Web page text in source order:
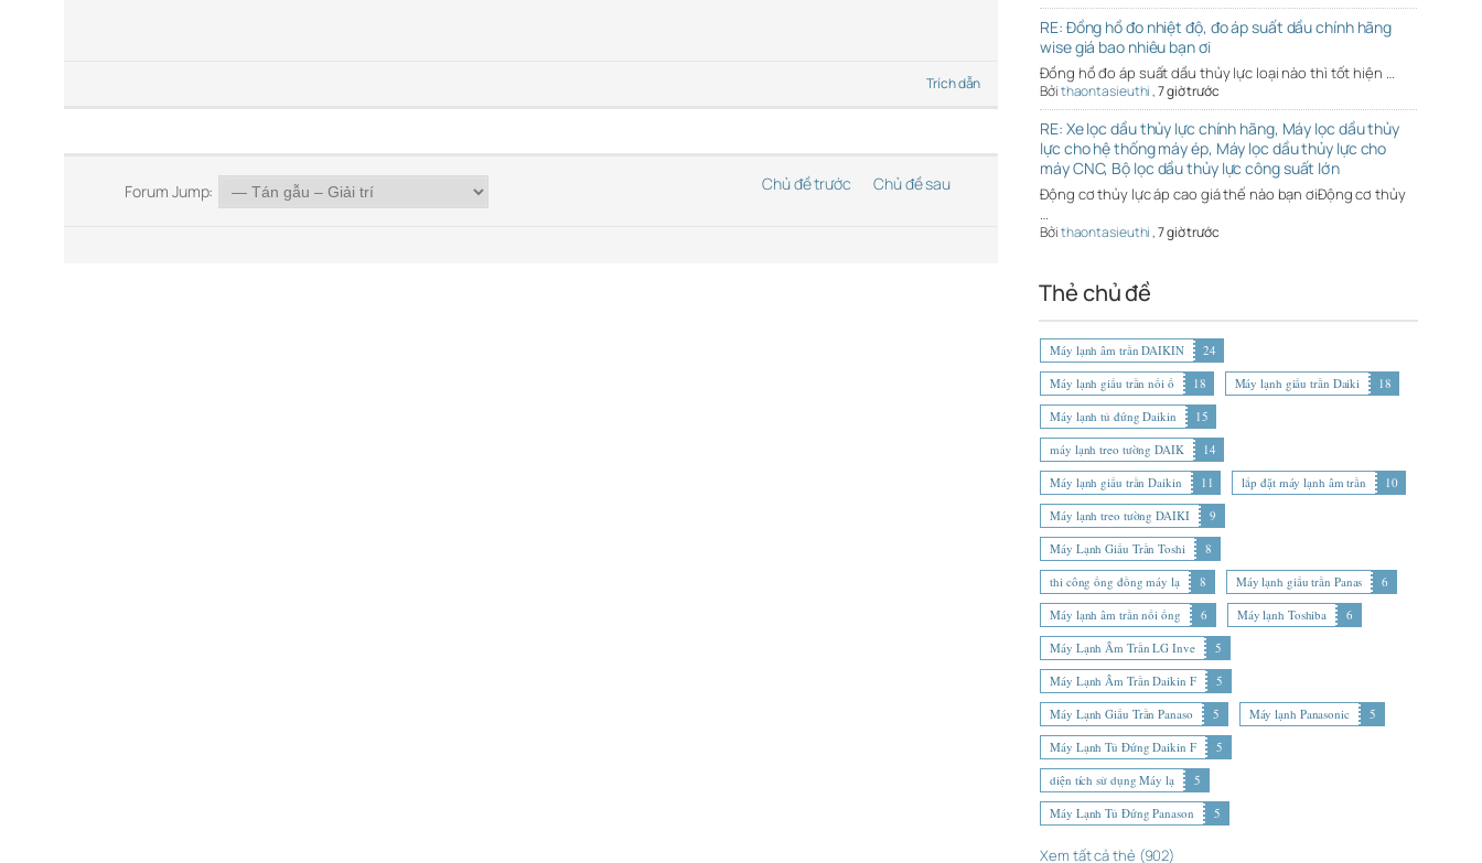
Trích dẫn
Forum Jump: Chủ đề trước Chủ đề sau
RE: Đồng hồ đo nhiệt độ, đo áp suất dầu chính hãng
wise giá bao nhiêu bạn ơi
Đồng hồ đo áp suất dầu thủy lực loại nào thì tốt hiện …
Bởithaontasieuthi,7 giờ trước
RE: Xe lọc dầu thủy lực chính hãng, Máy lọc dầu thủy
lực cho hệ thống máy ép, Máy lọc dầu thủy lực cho
máy CNC, Bộ lọc dầu thủy lực công suất lớn
Động cơ thủy lực áp cao giá thế nào bạn ơiĐộng cơ thủy
…
Bởithaontasieuthi,7 giờ trước
Thẻ chủ đề
Máy lạnh âm trần DAIKIN
24
Máy lạnh giấu trần nối ố
18 Máy lạnh giấu trần Daiki
18
Máy lạnh tủ đứng Daikin
15
máy lạnh treo tường DAIK
14
Máy lạnh giấu trần Daikin
11 lắp đặt máy lạnh âm trần
10
Máy lạnh treo tường DAIKI
9
Máy Lạnh Giấu Trần Toshi
8
thi công ống đồng máy lạ
8 Máy lạnh giấu trần Panas
6
Máy lạnh âm trần nối ống
6 Máy lạnh Toshiba
6
Máy Lạnh Âm Trần LG Inve
5
Máy Lạnh Âm Trần Daikin F
5
Máy Lạnh Giấu Trần Panaso
5 Máy lạnh Panasonic
5
Máy Lạnh Tủ Đứng Daikin F
5
diện tích sử dụng Máy lạ
5
Máy Lạnh Tủ Đứng Panason
5
Xem tất cả thẻ (902)